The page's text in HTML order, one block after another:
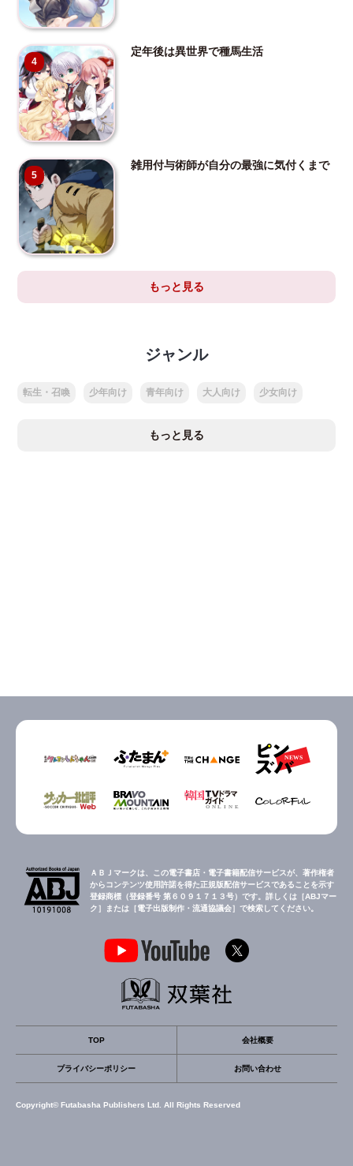
4
定年後は異世界で種馬生活
5
雑用付与術師が自分の最強に気付くまで
もっと見る
ジャンル
転生・召喚 少年向け 青年向け 大人向け 少女向け
もっと見る
ＡＢＪマークは、この電子書店・電子書籍配信サービスが、著作権者
からコンテンツ使用許諾を得た正規版配信サービスであることを示す
登録商標（登録番号 第６０９１７１３号）です。詳しくは［ABJマー
ク］または［電子出版制作・流通協議会］で検索してください。
TOP 会社概要
プライバシーポリシー お問い合わせ
Copyright© Futabasha Publishers Ltd. All Rights Reserved